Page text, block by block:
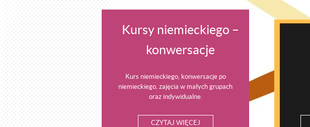
Kursy niemieckiego –
konwersacje
Kurs niemieckiego, konwersacje po
niemieckiego, zajęcia w małych grupach
oraz indywidualne.
CZYTAJ WIĘCEJ